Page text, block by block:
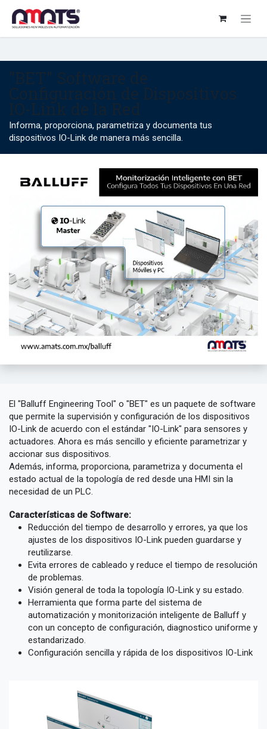
Informa, proporciona, parametriza y documenta tus
dispositivos IO-Link de manera más sencilla.
El "Balluff Engineering Tool" o "BET" es un paquete de software
que permite la supervisión y configuración de los dispositivos
IO-Link de acuerdo con el estándar "IO-Link" para sensores y
actuadores. Ahora es más sencillo y eficiente parametrizar y
accionar sus dispositivos.
Además, informa, proporciona, parametriza y documenta el
estado actual de la topología de red desde una HMI sin la
necesidad de un PLC.
Características de Software:
Reducción del tiempo de desarrollo y errores, ya que los
ajustes de los dispositivos IO-Link pueden guardarse y
reutilizarse.
Evita errores de cableado y reduce el tiempo de resolución
de problemas.
Visión general de toda la topología IO-Link y su estado.
Herramienta que forma parte del sistema de
automatización y monitorización inteligente de Balluff y
con un concepto de configuración, diagnostico uniforme y
estandarizado.
Configuración sencilla y rápida de los dispositivos IO-Link